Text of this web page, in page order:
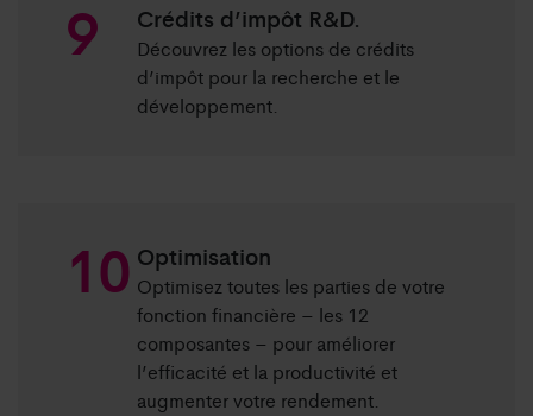
Crédits d’impôt R&D.
Découvrez les options de crédits
d’impôt pour la recherche et le
développement.
Optimisation
Optimisez toutes les parties de votre
fonction financière – les 12
composantes – pour améliorer
l’efficacité et la productivité et
augmenter votre rendement.